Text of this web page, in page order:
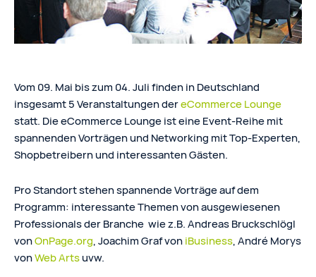
Vom 09. Mai bis zum 04. Juli finden in Deutschland
insgesamt 5 Veranstaltungen dereCommerce Lounge
statt. Die eCommerce Lounge ist eine Event-Reihe mit
spannenden Vorträgen und Networking mit Top-Experten,
Shopbetreibern und interessanten Gästen.
Pro Standort stehen spannende Vorträge auf dem
Programm: interessante Themen von ausgewiesenen
Professionals der Branche wie z.B. Andreas Bruckschlögl
vonOnPage.org, Joachim Graf voniBusiness, André Morys
vonWeb Artsuvw.